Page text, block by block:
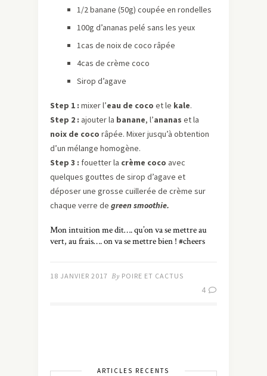
1/2 banane (50g) coupée en rondelles
100g d’ananas pelé sans les yeux
1cas de noix de coco râpée
4cas de crème coco
Sirop d’agave
Step 1 : mixer l’eau de coco et le kale.
Step 2 : ajouter la banane, l’ananas et la
noix de coco râpée. Mixer jusqu’à obtention
d’un mélange homogène.
Step 3 : fouetter la crème coco avec
quelques gouttes de sirop d’agave et
déposer une grosse cuillerée de crème sur
chaque verre de green smoothie.
Mon intuition me dit…. qu’on va se mettre au
vert, au frais…. on va se mettre bien ! #cheers
18 JANVIER 2017 By POIRE ET CACTUS
4
ARTICLES RÉCENTS